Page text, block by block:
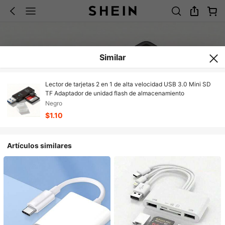
Similar
Lector de tarjetas 2 en 1 de alta velocidad USB 3.0 Mini SD
TF Adaptador de unidad flash de almacenamiento
Negro
$1.10
Artículos similares